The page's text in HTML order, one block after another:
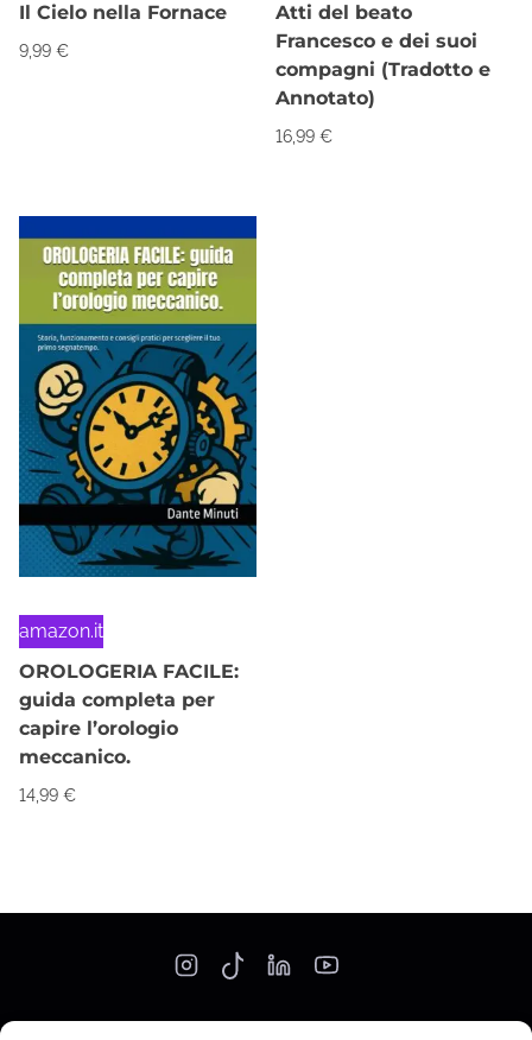
Il Cielo nella Fornace
9,99 €
Atti del beato
Francesco e dei suoi
compagni (Tradotto e
Annotato)
16,99€
amazon.it
OROLOGERIA FACILE:
guida completa per
capire l’orologio
meccanico.
14,99 €